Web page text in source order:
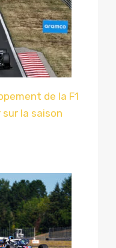
de la F1
la saison